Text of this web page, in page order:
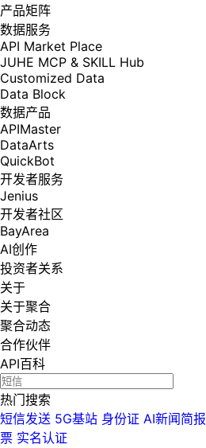
产品矩阵
数据服务
API Market Place
JUHE MCP & SKILL Hub
Customized Data
Data Block
数据产品
APIMaster
DataArts
QuickBot
开发者服务
Jenius
开发者社区
BayArea
AI创作
投资者关系
关于
关于聚合
聚合动态
合作伙伴
API百科
热门搜索
短信发送 5G基站 身份证 AI新闻简报
票 实名认证